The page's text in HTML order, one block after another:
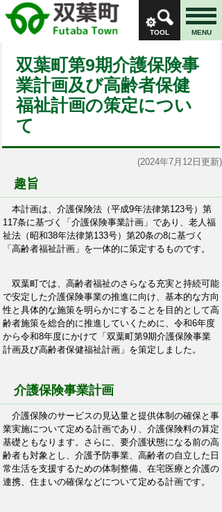
TOOL MENU
双葉町第9期介護保険事
業計画及び高齢者保健
福祉計画の策定につい
て
(2024年7月12日更新)
趣旨
本計画は、介護保険法（平成9年法律第123号）第
117条に基づく「介護保険事業計画」であり、老人福
祉法（昭和38年法律第133号）第20条の8に基づく
「高齢者福祉計画」を一体的に策定するものです。
双葉町では、高齢者福祉のさらなる充実と持続可能
で安定した介護保険事業の推進に向け、基本的な方向
性と具体的な施策を明らかにすることを目的として高
齢者施策を総合的に推進していくために、令和6年度
から令和8年度にかけて「双葉町第9期介護保険事業
計画及び高齢者保健福祉計画」を策定しました。
介護保険事業計画
介護保険のサービスの見込量と提供体制の確保と事
業実施について定める計画であり、介護保険料の算定
基礎ともなります。さらに、要介護状態になる前の高
齢者も対象とし、介護予防事業、高齢者の自立した日
常生活を支援するための体制整備、在宅医療と介護の
連携、住まいの確保などについて定める計画です。